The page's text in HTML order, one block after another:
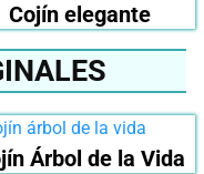
Cojín elegante
Árbol de la Vida